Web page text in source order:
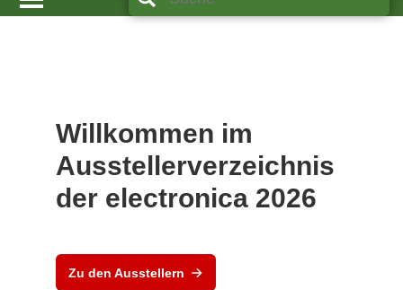
Willkommen im
Ausstellerverzeichnis
der electronica 2026
Zu den Ausstellern